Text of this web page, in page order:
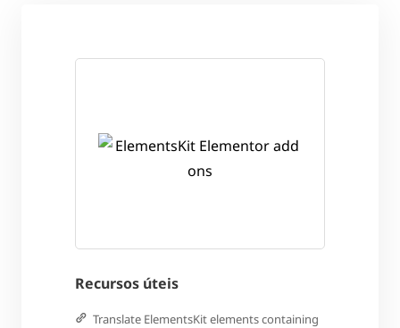
Recursos úteis
Translate ElementsKit elements containing